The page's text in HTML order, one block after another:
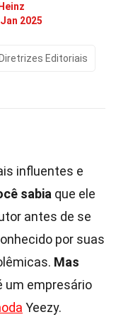
2025
Diretrizes Editoriais
influentes e
sabia que ele
antes de se
por suas
Mas
um empresário
Yeezy.